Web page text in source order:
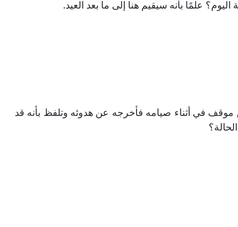
علمًا بأنه سيقيم هنا إلى ما بعد العيد.
في أثناء صيامه فأخرجه عن هدوئه وتلفظ بأنه قد